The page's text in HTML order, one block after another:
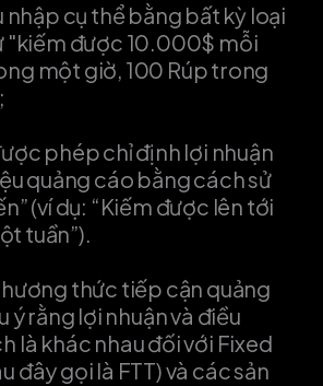
nhập cụ thể bằng bất kỳ loại
"kiếm được 10.000$ mỗi
một giờ, 100 Rúp trong
phép chỉ định lợi nhuận
quảng cáo bằng cách sử
(ví dụ: “Kiếm được lên tới
tuần”).
thức tiếp cận quảng
ý rằng lợi nhuận và điều
là khác nhau đối với Fixed
đây gọi là FTT) và các sản